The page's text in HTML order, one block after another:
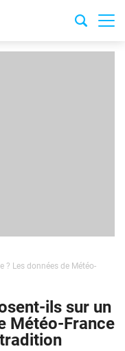
? Les données de Météo-
ils sur un
Météo-France